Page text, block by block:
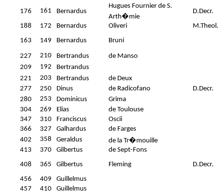
176 161 Bernardus
Hugues Fournier de S.
Arth�mie
D.Decr.
188
172 Bernardus Oliveri
M.Theol.
163
149 Bernardus Bruni
227 210 Bertrandus
de Manso
209
192
Bertrandus
221
203 Bertrandus
de Deux
277
250 Dinus de Radicofano
D.Decr.
280
253 Dominicus
Grima
304
269 Elias
de Toulouse
347
310 Franciscus
Oscii
366
327 Galhardus
de Farges
402
358 Geraldus
de la Tr�mouille
413
370 Gilbertus
de Sept-Fons
408
365 Gilbertus Fleming
D.Decr.
456
409
Guillelmus
457
410 Guillelmus